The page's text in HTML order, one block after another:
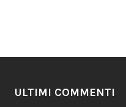
ULTIMI COMMENTI